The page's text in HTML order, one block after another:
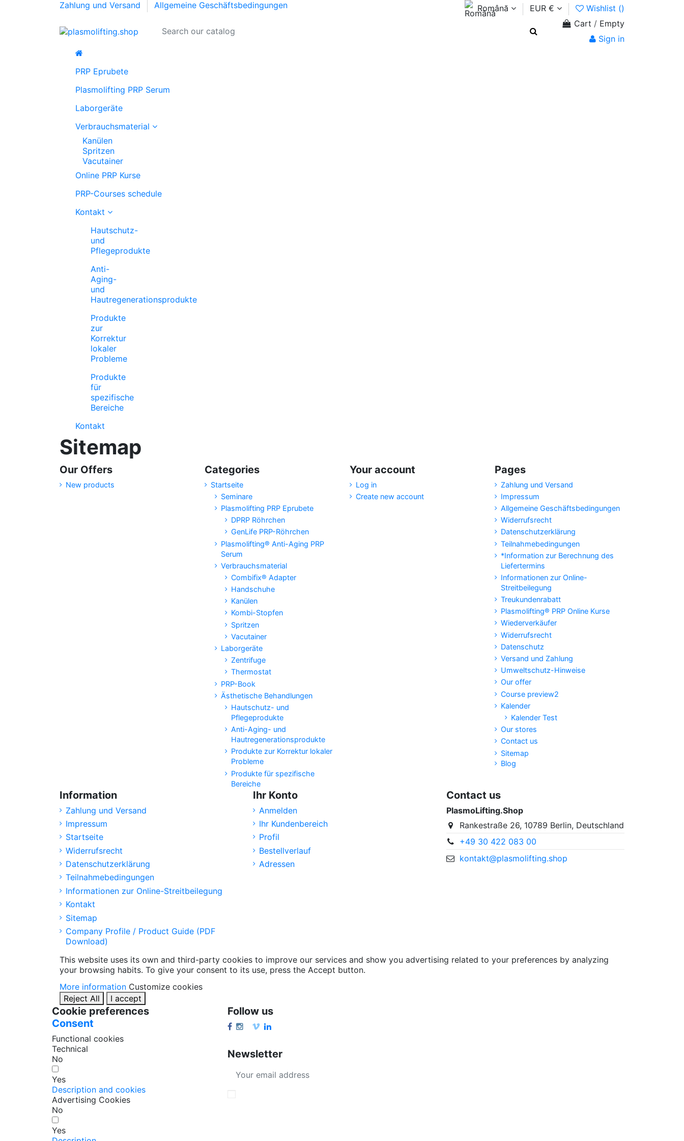
Zahlung und Versand Allgemeine Geschäftsbedingungen Română EUR € Wishlist ()
Cart / Empty
Sign in
PRP Eprubete
Plasmolifting PRP Serum
Laborgeräte
Verbrauchsmaterial
Kanülen
Spritzen
Vacutainer
Online PRP Kurse
PRP-Courses schedule
Kontakt
Hautschutz-
und
Pflegeprodukte
Anti-
Aging-
und
Hautregenerationsprodukte
Produkte
zur
Korrektur
lokaler
Probleme
Produkte
für
spezifische
Bereiche
Kontakt
Sitemap
Our Offers
New products
Categories
Startseite
Seminare
Plasmolifting PRP Eprubete
DPRP Röhrchen
GenLife PRP-Röhrchen
Plasmolifting® Anti-Aging PRP
Serum
Verbrauchsmaterial
Combifix® Adapter
Handschuhe
Kanülen
Kombi-Stopfen
Spritzen
Vacutainer
Laborgeräte
Zentrifuge
Thermostat
PRP-Book
Ästhetische Behandlungen
Hautschutz- und
Pflegeprodukte
Anti-Aging- und
Hautregenerationsprodukte
Produkte zur Korrektur lokaler
Probleme
Produkte für spezifische
Bereiche
Your account
Log in
Create new account
Pages
Zahlung und Versand
Impressum
Allgemeine Geschäftsbedingungen
Widerrufsrecht
Datenschutzerklärung
Teilnahmebedingungen
*Information zur Berechnung des
Liefertermins
Informationen zur Online-
Streitbeilegung
Treukundenrabatt
Plasmolifting® PRP Online Kurse
Wiederverkäufer
Widerrufsrecht
Datenschutz
Versand und Zahlung
Umweltschutz-Hinweise
Our offer
Course preview2
Kalender
Kalender Test
Our stores
Contact us
Sitemap
Blog
Information
Zahlung und Versand
Impressum
Startseite
Widerrufsrecht
Datenschutzerklärung
Teilnahmebedingungen
Informationen zur Online-Streitbeilegung
Kontakt
Sitemap
Company Profile / Product Guide (PDF
Download)
Ihr Konto
Anmelden
Ihr Kundenbereich
Profil
Bestellverlauf
Adressen
Contact us
PlasmoLifting.Shop
Rankestraße 26, 10789 Berlin, Deutschland
+49 30 422 083 00
kontakt@plasmolifting.shop
This website uses its own and third-party cookies to improve our services and show you advertising related to your preferences by analyzing
your browsing habits. To give your consent to its use, press the Accept button.
More information Customize cookies
Reject All
I accept
Cookie preferences
Consent
Functional cookies
Technical
No
Yes
Description and cookies
Advertising Cookies
No
Yes
Follow us
Newsletter